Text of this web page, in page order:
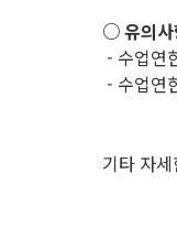
○ 유의사
- 수업연
- 수업연
기타 자